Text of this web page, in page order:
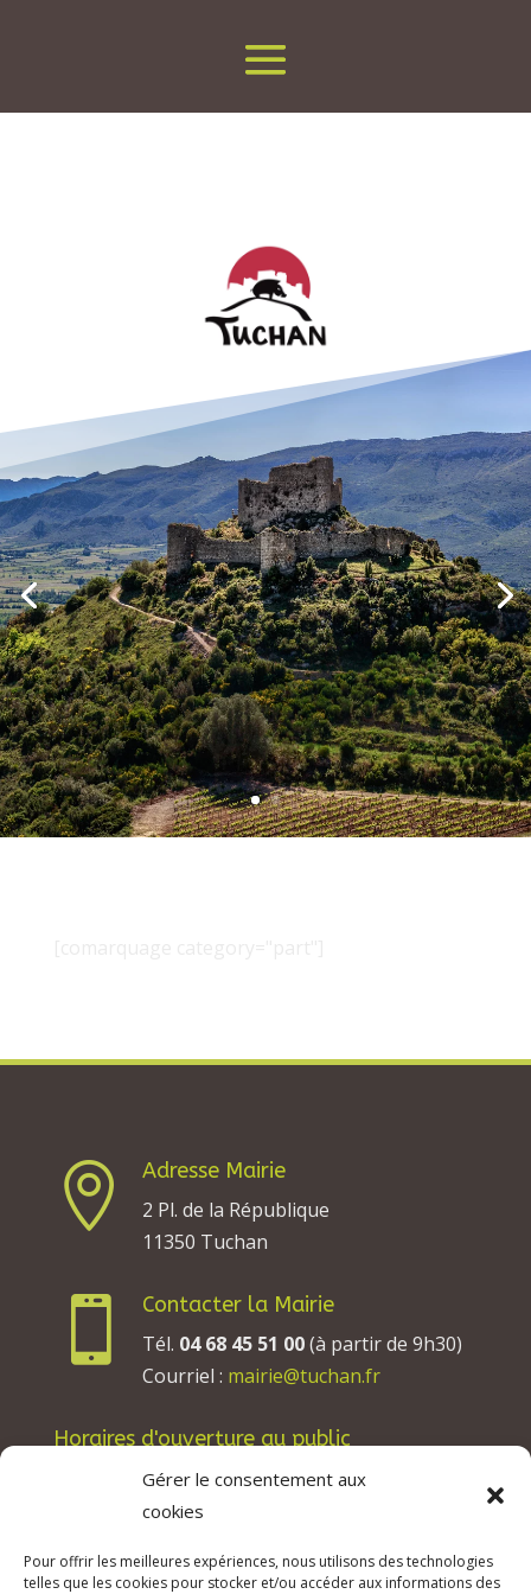
Gérer le consentement aux
cookies
Pour offrir les meilleures expériences, nous utilisons des technologies
telles que les cookies pour stocker et/ou accéder aux informations des

Adresse Mairie
2 Pl. de la République
11350 Tuchan

Contacter la Mairie
Tél. 04 68 45 51 00(à partir de 9h30)
Courriel : mairie@tuchan.fr
Horaires d'ouverture au public
Les lundis, mardis et jeudis : de 8h à 12h et de
13h30 à 17h30.
Les vendredis : de 8h à 12h.